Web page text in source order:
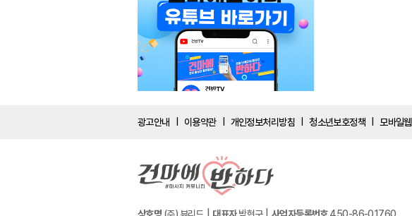
광고안내 이용약관 개인정보처리방침 청소년보호정책 모바일웹